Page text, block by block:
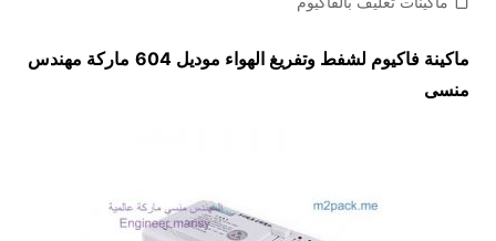
ماكينة فاكيوم لشفط وتفريغ الهواء موديل 604
ماركة مهندس
منسى